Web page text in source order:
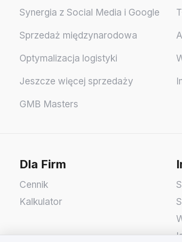
Synergia z Social Media i Google
Sprzedaż międzynarodowa
Optymalizacja logistyki
Jeszcze więcej sprzedaży
GMB Masters
Dla Firm
Cennik
Kalkulator